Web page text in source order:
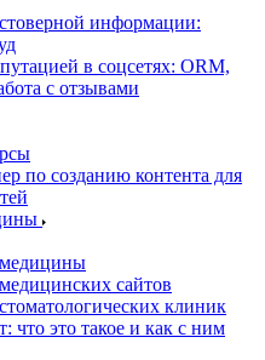
информации:
в соцсетях: ORM,
с отзывами
по созданию контента для
сайтов
клиник
что это такое и как с ним